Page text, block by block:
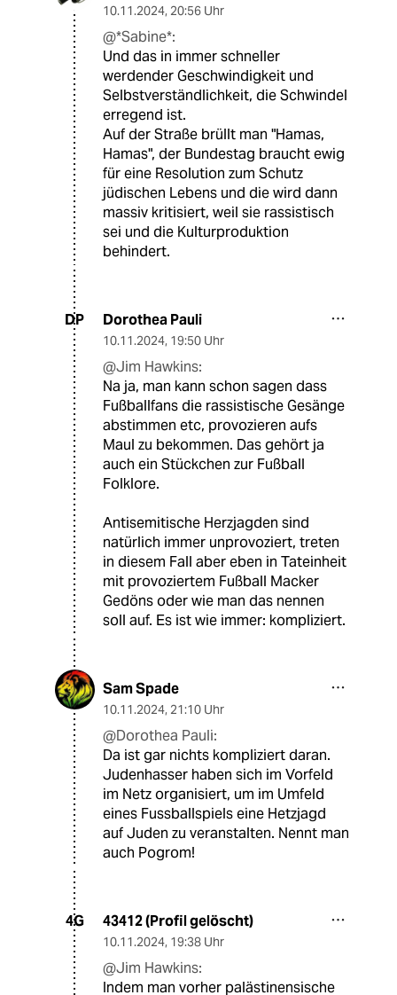
10.11.2024, 20:56 Uhr
@*Sabine*:
Und das in immer schneller
werdender Geschwindigkeit und
Selbstverständlichkeit, die Schwindel
erregend ist.
Auf der Straße brüllt man "Hamas,
Hamas", der Bundestag braucht ewig
für eine Resolution zum Schutz
jüdischen Lebens und die wird dann
massiv kritisiert, weil sie rassistisch
sei und die Kulturproduktion
behindert.
DP Dorothea Pauli
10.11.2024, 19:50 Uhr
@Jim Hawkins:
Na ja, man kann schon sagen dass
Fußballfans die rassistische Gesänge
abstimmen etc, provozieren aufs
Maul zu bekommen. Das gehört ja
auch ein Stückchen zur Fußball
Folklore.
Antisemitische Herzjagden sind
natürlich immer unprovoziert, treten
in diesem Fall aber eben in Tateinheit
mit provoziertem Fußball Macker
Gedöns oder wie man das nennen
soll auf. Es ist wie immer: kompliziert.
Sam Spade
10.11.2024, 21:10 Uhr
@Dorothea Pauli:
Da ist gar nichts kompliziert daran.
Judenhasser haben sich im Vorfeld
im Netz organisiert, um im Umfeld
eines Fussballspiels eine Hetzjagd
auf Juden zu veranstalten. Nennt man
auch Pogrom!
4G 43412 (Profil gelöscht)
10.11.2024, 19:38 Uhr
@Jim Hawkins:
Indem man vorher palästinensische